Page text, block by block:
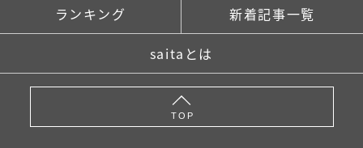
ランキング 新着記事一覧
saitaとは
TOP